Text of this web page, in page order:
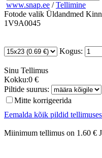
www.snap.ee / Tellimine
Fotode valik Üldandmed
1V9A0045
Kogus:
Sinu Tellimus
Kokku:0 €
Piltide suurus:
Mitte korrigeerida
Eemalda kõik pildid
Miinimum tellimus on 1.60 €